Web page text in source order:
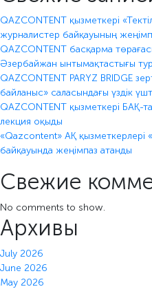
QAZCONTENT қызметкері
журналистер байқауының
QAZCONTENT басқарма
Әзербайжан ынтымақтастығы
QAZCONTENT PARYZ BRIDGE
байланыс» саласындағы үздік
QAZCONTENT қызметкері БАҚ-
лекция оқыды
«Qazcontent» АҚ қызметкерлері
байқауында жеңімпаз атанды
Свежие
No comments to show.
Архивы
July 2026
June 2026
May 2026